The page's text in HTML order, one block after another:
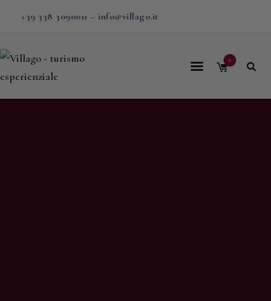
+39 338 3090011 – info@villago.it
0
Home